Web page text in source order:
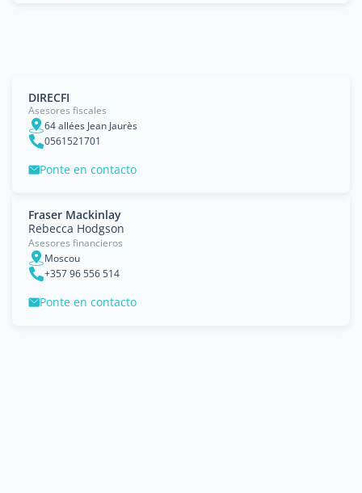
DIRECFI
Asesores fiscales
64 allées Jean Jaurès
0561521701
Ponte en contacto
Fraser Mackinlay
Rebecca Hodgson
Asesores financieros
Moscou
+357 96 556 514
Ponte en contacto